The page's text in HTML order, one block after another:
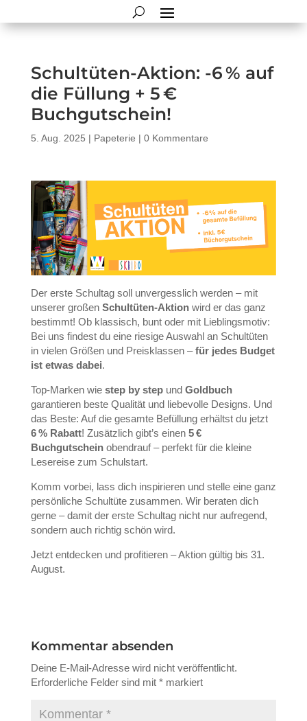
Schultüten-Aktion: -6 % auf
die Füllung + 5 €
Buchgutschein!
5. Aug. 2025 | Papeterie | 0 Kommentare
Der erste Schultag soll unvergesslich werden – mit
unserer großen Schultüten-Aktionwird er das ganz
bestimmt! Ob klassisch, bunt oder mit Lieblingsmotiv:
Bei uns findest du eine riesige Auswahl an Schultüten
in vielen Größen und Preisklassen –für jedes Budget
ist etwas dabei.
Top-Marken wie step by stepund Goldbuch
garantieren beste Qualität und liebevolle Designs. Und
das Beste: Auf die gesamte Befüllung erhältst du jetzt
6 % Rabatt! Zusätzlich gibt’s einen 5 €
Buchgutscheinobendrauf – perfekt für die kleine
Lesereise zum Schulstart.
Komm vorbei, lass dich inspirieren und stelle eine ganz
persönliche Schultüte zusammen. Wir beraten dich
gerne – damit der erste Schultag nicht nur aufregend,
sondern auch richtig schön wird.
Jetzt entdecken und profitieren – Aktion gültig bis 31.
August.
Kommentar absenden
Deine E-Mail-Adresse wird nicht veröffentlicht.
Erforderliche Felder sind mit *markiert